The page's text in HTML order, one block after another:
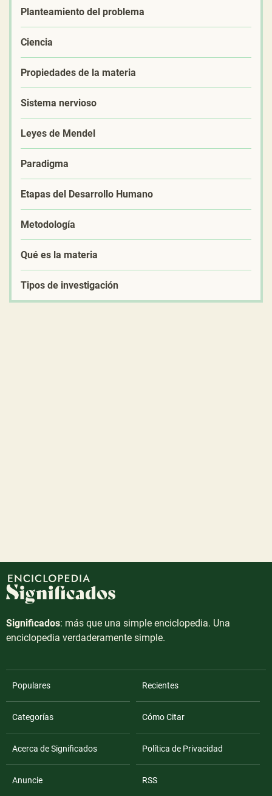
Planteamiento del problema
Ciencia
Propiedades de la materia
Sistema nervioso
Leyes de Mendel
Paradigma
Etapas del Desarrollo Humano
Metodología
Qué es la materia
Tipos de investigación
Significados: más que una simple enciclopedia. Una
enciclopedia verdaderamente simple.
Populares Recientes
Categorías Cómo Citar
Acerca de Significados Política de Privacidad
Anuncie RSS